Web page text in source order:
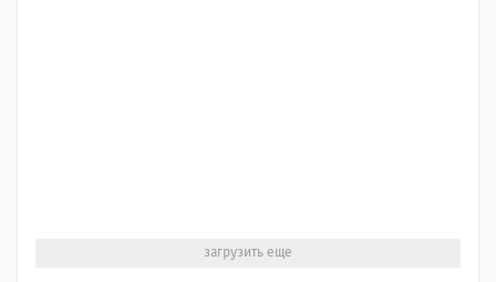
загрузить еще